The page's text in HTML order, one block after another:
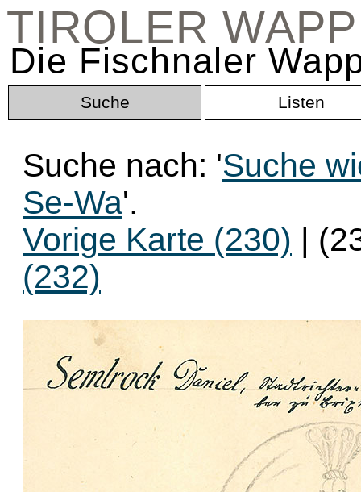
TIROLER
Die Fischnaler
Suche Listen
Suche nach: 'Suche
Se-Wa'.
Vorige Karte (230) |
(232)